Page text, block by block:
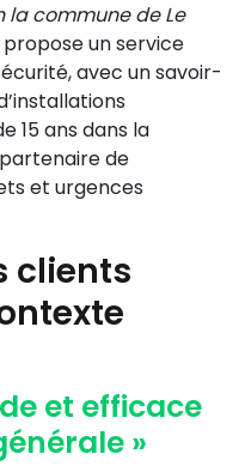
commune de Le
un service
avec un savoir-
15 ans dans la
de
et urgences
clients
et efficace
»